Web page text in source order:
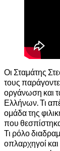
Οι Σταμάτης
τους
οργάνωση και
Ελλήνων. Τι
ομάδα της
που
Τι ρόλο
οπλαρχηγοί